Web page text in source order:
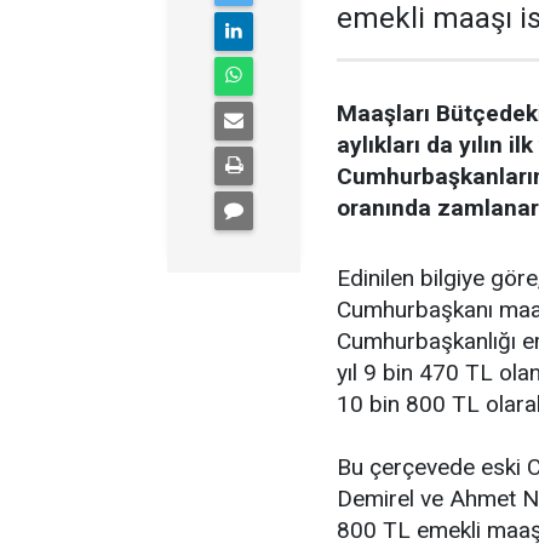
emekli maaşı
Maaşları
aylıkları da yılın
oranında
Edinilen bilgiye
Cumhurbaşkanı
Cumhurbaşkanlığı
yıl 9 bin 470 TL
10 bin 800 TL
Bu çerçevede eski
Demirel ve Ahmet
800 TL emekli